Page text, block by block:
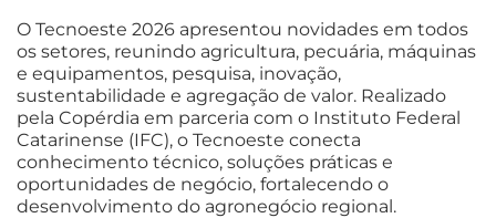
O Tecnoeste 2026 apresentou novidades em todos
os setores, reunindo agricultura, pecuária, máquinas
e equipamentos, pesquisa, inovação,
sustentabilidade e agregação de valor. Realizado
pela Copérdia em parceria com o Instituto Federal
Catarinense (IFC), o Tecnoeste conecta
conhecimento técnico, soluções práticas e
oportunidades de negócio, fortalecendo o
desenvolvimento do agronegócio regional.